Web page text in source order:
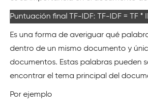
Puntuación final TF-IDF: TF-IDF = TF *
Es una forma de averiguar qué
dentro de un mismo documento y
documentos. Estas palabras pueden
encontrar el tema principal del
Por ejemplo